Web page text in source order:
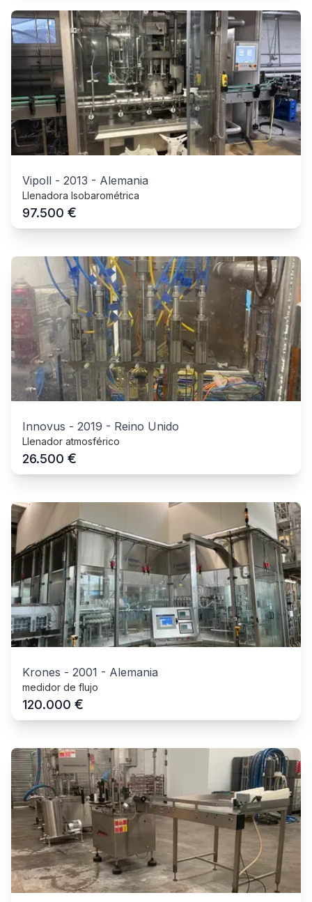
Vipoll - 2013 - Alemania
Llenadora Isobarométrica
97.500 €
Innovus - 2019 - Reino Unido
Llenador atmosférico
26.500 €
Krones - 2001 - Alemania
medidor de flujo
120.000 €